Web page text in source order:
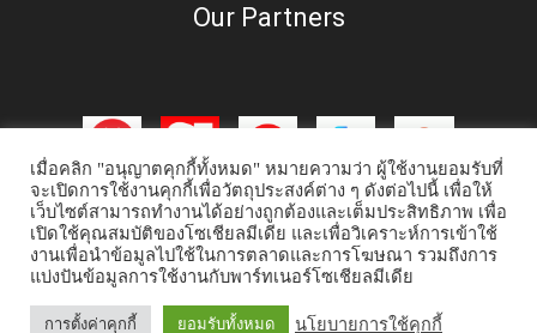
Our Partners
Home Tonkit TV Podcast คนต้นคิด Work & Living
Inspiration
Trending Story
เมื่อคลิก "อนุญาตคุกกี้ทั้งหมด" หมายความว่า ผู้ใช้งานยอมรับที่
จะเปิดการใช้งานคุกกี้เพื่อวัตถุประสงค์ต่าง ๆ ดังต่อไปนี้ เพื่อให้
เว็บไซต์สามารถทำงานได้อย่างถูกต้องและเต็มประสิทธิภาพ เพื่อ
เปิดใช้คุณสมบัติของโซเชียลมีเดีย และเพื่อวิเคราะห์การเข้าใช้
งานเพื่อนำข้อมูลไปใช้ในการตลาดและการโฆษณา รวมถึงการ
แบ่งปันข้อมูลการใช้งานกับพาร์ทเนอร์โซเชียลมีเดีย
การตั้งค่าคุกกี้ ยอมรับทั้งหมด นโยบายการใช้คุกกี้